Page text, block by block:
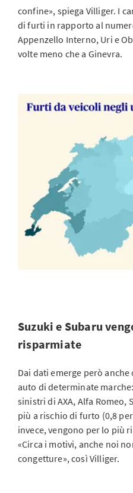
confine», spiega Villiger. I
di furti in rapporto al
Appenzello Interno, Uri e
volte meno che a Ginevra.
Suzuki e Subaru
risparmiate
Dai dati emerge però
auto di determinate
sinistri di AXA, Alfa Romeo,
più a rischio di furto (0,8
invece, vengono per lo più
«Circa i motivi, anche noi
congetture», così Villiger.